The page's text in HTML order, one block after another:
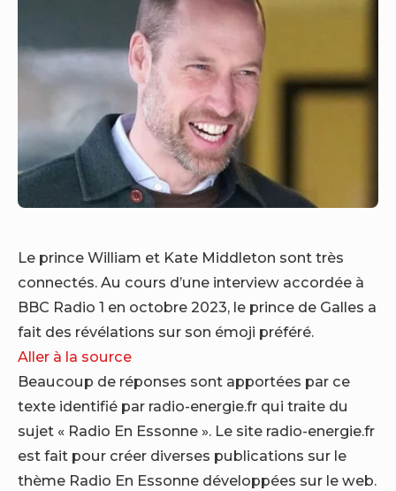
Le prince William et Kate Middleton sont très
connectés. Au cours d’une interview accordée à
BBC Radio 1 en octobre 2023, le prince de Galles a
fait des révélations sur son émoji préféré.
Aller à la source
Beaucoup de réponses sont apportées par ce
texte identifié par radio-energie.fr qui traite du
sujet « Radio En Essonne ». Le site radio-energie.fr
est fait pour créer diverses publications sur le
thème Radio En Essonne développées sur le web.